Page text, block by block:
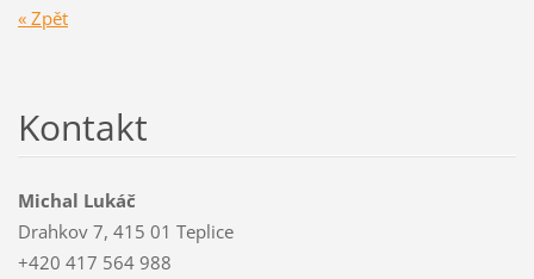
« Zpět
Kontakt
Michal Lukáč
Drahkov 7, 415 01 Teplice
+420 417 564 988